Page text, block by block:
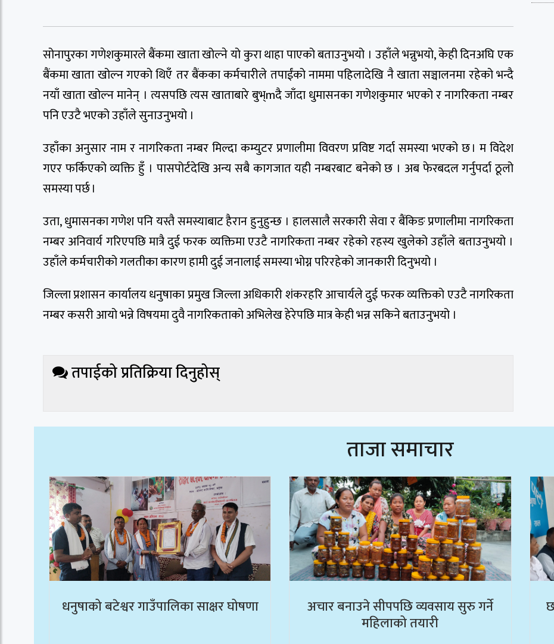
सोनापुरका गणेशकुमारले बैंकमा खाता खोल्ने यो कुरा थाहा पाएको बताउनुभयो । उहाँले भन्नुभयो, केही दिनअघि एक
बैंकमा खाता खोल्न गएको थिएँ तर बैंकका कर्मचारीले तपाईंको नाममा पहिलादेखि नै खाता सञ्चालनमा रहेको भन्दै
नयाँ खाता खोल्न मानेन् । त्यसपछि त्यस खाताबारे बुभ्mदै जाँदा धुमासनका गणेशकुमार भएको र नागरिकता नम्बर
पनि एउटै भएको उहाँले सुनाउनुभयो ।
उहाँका अनुसार नाम र नागरिकता नम्बर मिल्दा कम्युटर प्रणालीमा विवरण प्रविष्ट गर्दा समस्या भएको छ । म विदेश
गएर फर्किएको व्यक्ति हुँ । पासपोर्टदेखि अन्य सबै कागजात यही नम्बरबाट बनेको छ । अब फेरबदल गर्नुपर्दा ठूलो
समस्या पर्छ ।
उता, धुमासनका गणेश पनि यस्तै समस्याबाट हैरान हुनुहुन्छ । हालसालै सरकारी सेवा र बैंकिङ प्रणालीमा नागरिकता
नम्बर अनिवार्य गरिएपछि मात्रै दुई फरक व्यक्तिमा एउटै नागरिकता नम्बर रहेको रहस्य खुलेको उहाँले बताउनुभयो ।
उहाँले कर्मचारीको गलतीका कारण हामी दुई जनालाई समस्या भोग्न परिरहेको जानकारी दिनुभयो ।
जिल्ला प्रशासन कार्यालय धनुषाका प्रमुख जिल्ला अधिकारी शंकरहरि आचार्यले दुई फरक व्यक्तिको एउटै नागरिकता
नम्बर कसरी आयो भन्ने विषयमा दुवै नागरिकताको अभिलेख हेरेपछि मात्र केही भन्न सकिने बताउनुभयो ।
तपाईको प्रतिक्रिया दिनुहोस्
ताजा समाचार
धनुषाको बटेश्वर गाउँपालिका साक्षर घोषणा अचार बनाउने सीपपछि व्यवसाय सुरु गर्ने
महिलाको तयारी